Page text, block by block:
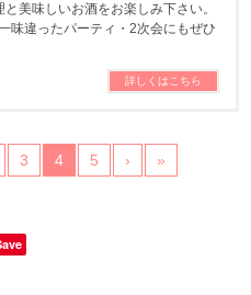
美味しいお酒をお楽しみ下さい。
味違ったパーティ・2次会にもぜひ
詳しくはこちら
3 4 5 › »